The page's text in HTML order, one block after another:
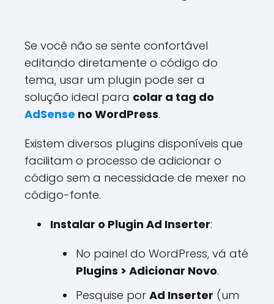
Se você não se sente confortável
editando diretamente o código do
tema, usar um plugin pode ser a
solução ideal para colar a tag do
AdSense no WordPress.
Existem diversos plugins disponíveis que
facilitam o processo de adicionar o
código sem a necessidade de mexer no
código-fonte.
Instalar o Plugin Ad Inserter:
No painel do WordPress, vá até
Plugins > Adicionar Novo.
Pesquise por Ad Inserter (um